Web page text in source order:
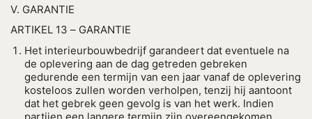
V. GARANTIE
ARTIKEL 13 – GARANTIE
Het interieurbouwbedrijf garandeert dat eventuele na
de oplevering aan de dag getreden gebreken
gedurende een termijn van een jaar vanaf de oplevering
kosteloos zullen worden verholpen, tenzij hij aantoont
dat het gebrek geen gevolg is van het werk. Indien